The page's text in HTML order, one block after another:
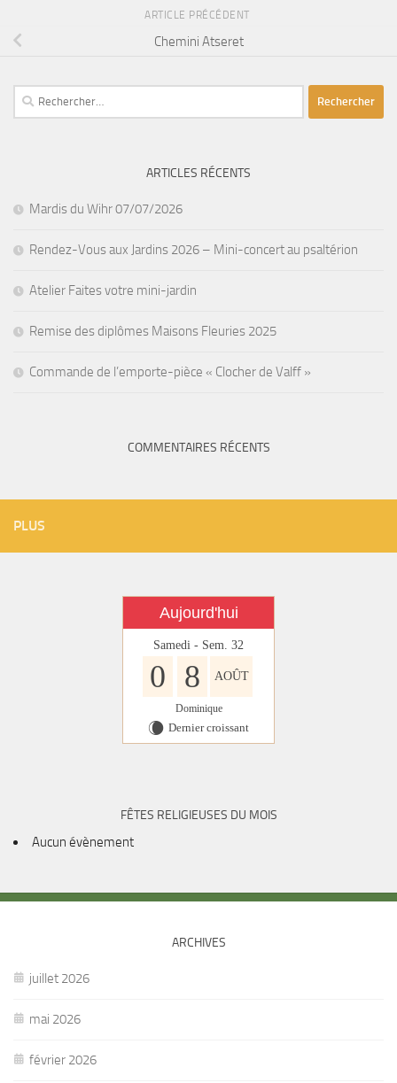
ARTICLE PRÉCÉDENT
Chemini Atseret
Rechercher :
ARTICLES RÉCENTS
Mardis du Wihr 07/07/2026
Rendez-Vous aux Jardins 2026 – Mini-concert au psaltérion
Atelier Faites votre mini-jardin
Remise des diplômes Maisons Fleuries 2025
Commande de l’emporte-pièce « Clocher de Valff »
COMMENTAIRES RÉCENTS
PLUS
Aujourd'hui
Samedi - Sem. 32
0 8 AOÛT
Dominique
W Dernier croissant
FÊTES RELIGIEUSES DU MOIS
Aucun évènement
ARCHIVES
juillet 2026
mai 2026
février 2026